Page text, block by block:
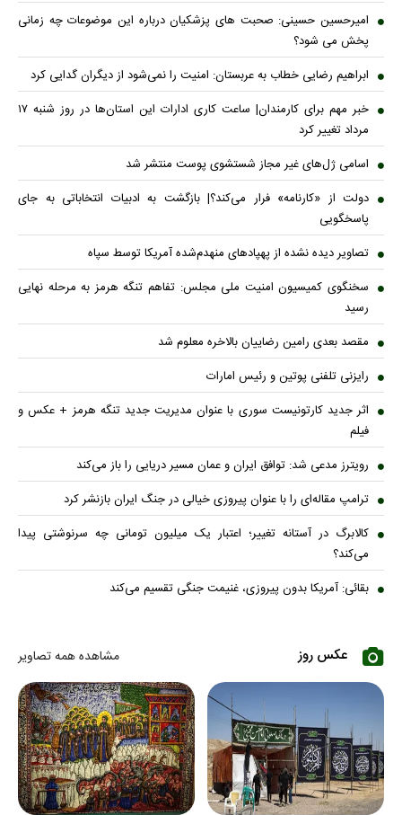
امیرحسین حسینی: صحبت های پزشکیان درباره این موضوعات چه زمانی
پخش می شود؟
ابراهیم رضایی خطاب به عربستان: امنیت را نمی‌شود از دیگران گدایی کرد
خبر مهم برای کارمندان| ساعت کاری ادارات این استان‌ها در روز شنبه ۱۷
مرداد تغییر کرد
اسامی ژل‌های غیر مجاز شستشوی پوست منتشر شد
دولت از «کارنامه» فرار می‌کند؟| بازگشت به ادبیات انتخاباتی به جای
پاسخگویی
تصاویر دیده نشده از پهپادهای منهدم‌شده آمریکا توسط سپاه
سخنگوی کمیسیون امنیت ملی مجلس: تفاهم تنگه هرمز به مرحله نهایی
رسید
مقصد بعدی رامین رضاییان بالاخره معلوم شد
رایزنی تلفنی پوتین و رئیس امارات
اثر جدید کارتونیست سوری با عنوان مدیریت جدید تنگه هرمز + عکس و
فیلم
رویترز مدعی شد: توافق ایران و عمان مسیر دریایی را باز می‌کند
ترامپ مقاله‌ای را با عنوان پیروزی خیالی در جنگ ایران بازنشر کرد
کالابرگ در آستانه تغییر؛ اعتبار یک میلیون تومانی چه سرنوشتی پیدا
می‌کند؟
بقائی: آمریکا بدون پیروزی، غنیمت جنگی تقسیم می‌کند
عکس روز مشاهده همه تصاویر